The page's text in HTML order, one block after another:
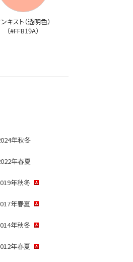
キスト（透明色）
（#FFB19A）
年秋冬
年春夏
年秋冬
年春夏
年秋冬
年春夏